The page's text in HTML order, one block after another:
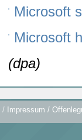
Microsoft
Microsoft
(dpa)
/ Impressum /